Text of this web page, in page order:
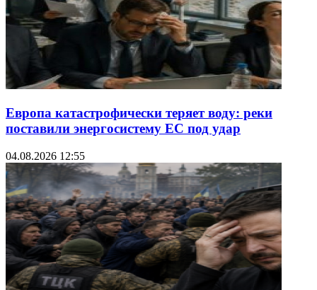
Европа катастрофически теряет воду: реки
поставили энергосистему ЕС под удар
04.08.2026 12:55